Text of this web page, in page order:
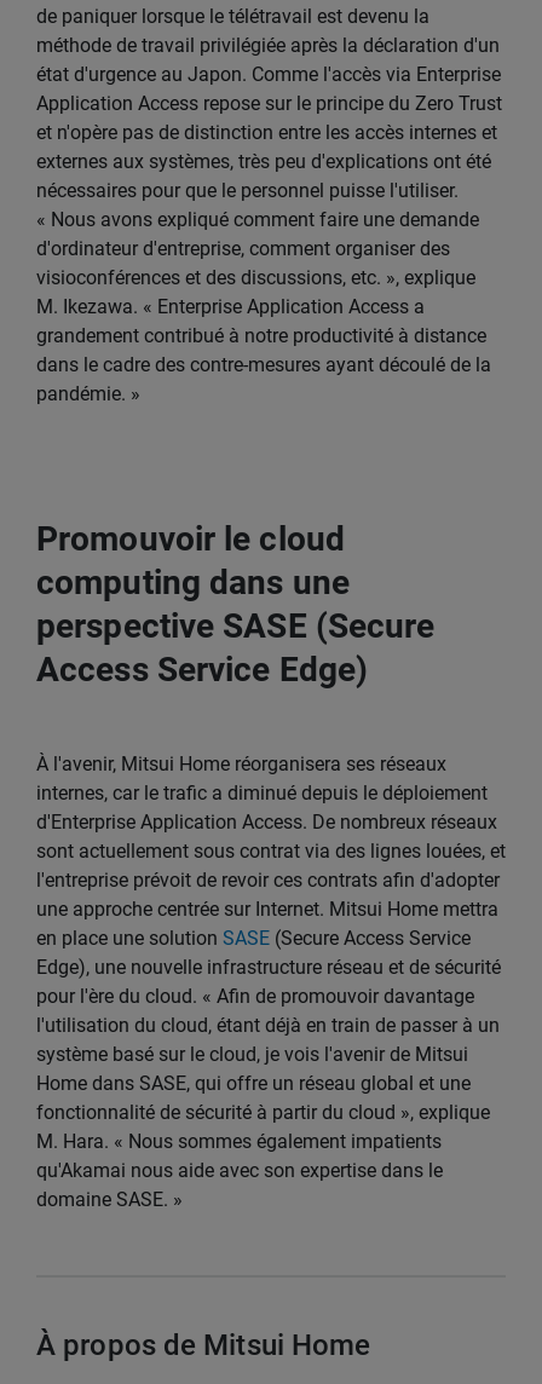
de paniquer lorsque le télétravail est devenu la
méthode de travail privilégiée après la déclaration d'un
état d'urgence au Japon. Comme l'accès via Enterprise
Application Access repose sur le principe du Zero Trust
et n'opère pas de distinction entre les accès internes et
externes aux systèmes, très peu d'explications ont été
nécessaires pour que le personnel puisse l'utiliser.
« Nous avons expliqué comment faire une demande
d'ordinateur d'entreprise, comment organiser des
visioconférences et des discussions, etc. », explique
M. Ikezawa. « Enterprise Application Access a
grandement contribué à notre productivité à distance
dans le cadre des contre-mesures ayant découlé de la
pandémie. »
Promouvoir le cloud
computing dans une
perspective SASE (Secure
Access Service Edge)
À l'avenir, Mitsui Home réorganisera ses réseaux
internes, car le trafic a diminué depuis le déploiement
d'Enterprise Application Access. De nombreux réseaux
sont actuellement sous contrat via des lignes louées, et
l'entreprise prévoit de revoir ces contrats afin d'adopter
une approche centrée sur Internet. Mitsui Home mettra
en place une solution SASE (Secure Access Service
Edge), une nouvelle infrastructure réseau et de sécurité
pour l'ère du cloud. « Afin de promouvoir davantage
l'utilisation du cloud, étant déjà en train de passer à un
système basé sur le cloud, je vois l'avenir de Mitsui
Home dans SASE, qui offre un réseau global et une
fonctionnalité de sécurité à partir du cloud », explique
M. Hara. « Nous sommes également impatients
qu'Akamai nous aide avec son expertise dans le
domaine SASE. »
À propos de Mitsui Home